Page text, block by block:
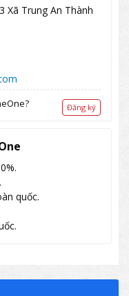
Xã Trung An Thành
Đăng ký
quốc.